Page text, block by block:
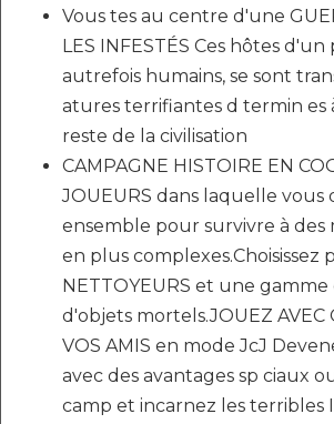
Vous tes au centre d'une
LES INFESTÉS Ces hôtes
autrefois humains, se sont
atures terrifiantes d termin es
reste de la civilisation
CAMPAGNE HISTOIRE EN
JOUEURS dans laquelle vous
ensemble pour survivre à des
en plus complexes.Choisissez
NETTOYEURS et une gamme
d'objets mortels.JOUEZ AVEC
VOS AMIS en mode JcJ
avec des avantages sp ciaux
camp et incarnez les terribles